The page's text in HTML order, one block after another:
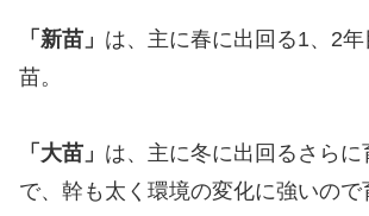
「新苗」 は、主に春に出回る1、2
苗。
「大苗」 は、主に冬に出回るさら
で、幹も太く環境の変化に強いの